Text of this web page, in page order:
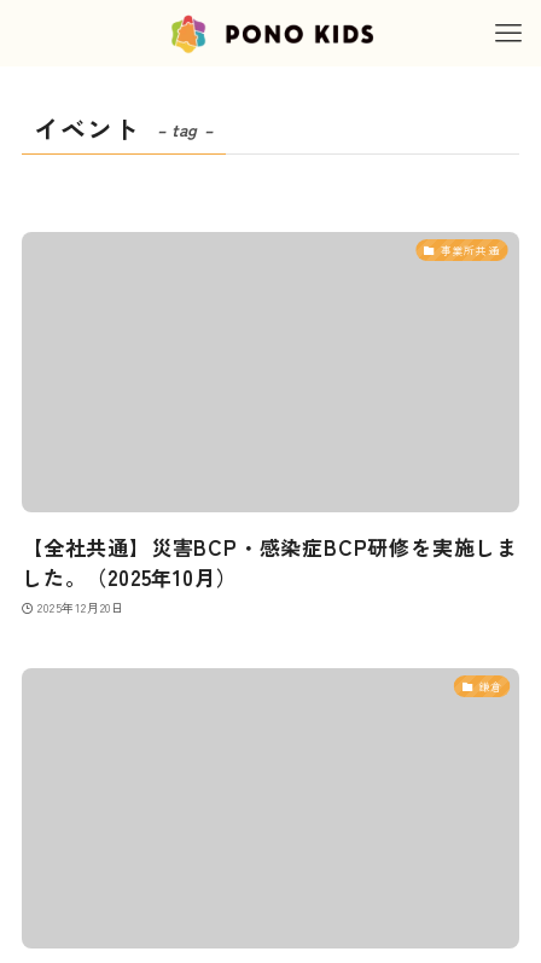
イベント – tag –
事業所共通
【全社共通】災害BCP・感染症BCP研修を実施しま
した。（2025年10月）
2025年12月20日
鎌倉